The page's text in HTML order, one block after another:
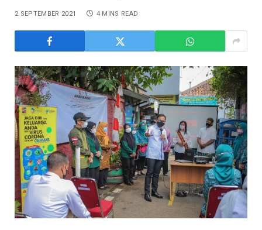
2 SEPTEMBER 2021 4 MINS READ